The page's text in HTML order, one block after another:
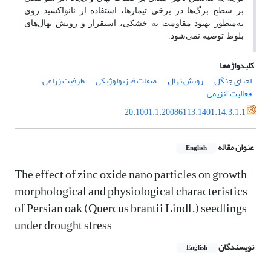
بر سطح برگ‌ها در برخی تیمارها، استفاده از نانواکسید روی
به‌منظور بهبود مقاومت به خشکی، استقرار و رویش نهال‌های
بلوط توصیه نمی‌شود.
کلیدواژه‌ها
احیای جنگل
رویش نهال صفات فیزیولوژیکی ظرفیت زراعی
فعالیت آنزیمی
20.1001.1.20086113.1401.14.3.1.1
عنوان مقاله English
The effect of zinc oxide nano particles on growth,
morphological and physiological characteristics
of Persian oak (Quercus brantii Lindl.) seedlings
under drought stress
نویسندگان English